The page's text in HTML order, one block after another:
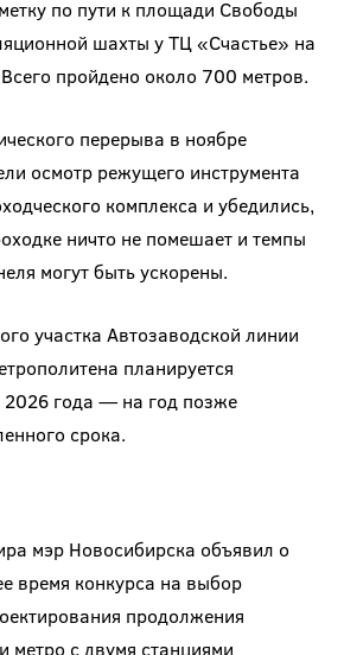
по пути к площади Свободы
шахты у ТЦ «Счастье» на
пройдено около 700 метров.
перерыва в ноябре
осмотр режущего инструмента
комплекса и убедились,
ничто не помешает и темпы
могут быть ускорены.
участка Автозаводской линии
планируется
2026 года — на год позже
срока.
мэр Новосибирска объявил о
время конкурса на выбор
продолжения
метро с двумя станциями